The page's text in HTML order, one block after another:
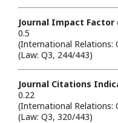
Journal Impact Factor
0.5
(International Relations:
(Law: Q3, 244/443)
Journal Citations
0.22
(International Relations:
(Law: Q3, 320/443)